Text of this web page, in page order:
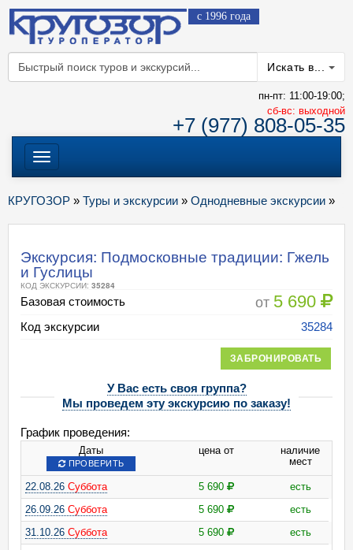
с 1996 года
Искать в...
пн-пт: 11:00-19:00;
cб-вс: выходной
+7 (977) 808-05-35
Меню
КРУГОЗОР » Туры и экскурсии » Однодневные экскурсии »
Экскурсия: Подмосковные традиции: Гжель
и Гуслицы
КОД ЭКСКУРСИИ: 35284
Базовая стоимость от 5 690
Код экскурсии 35284
ЗАБРОНИРОВАТЬ
У Вас есть своя группа?
Мы проведем эту экскурсию по заказу!
График проведения:
Даты
ПРОВЕРИТЬ
цена от
наличие
мест
22.08.26 Суббота 5 690
есть
26.09.26 Суббота 5 690
есть
31.10.26 Суббота 5 690
есть